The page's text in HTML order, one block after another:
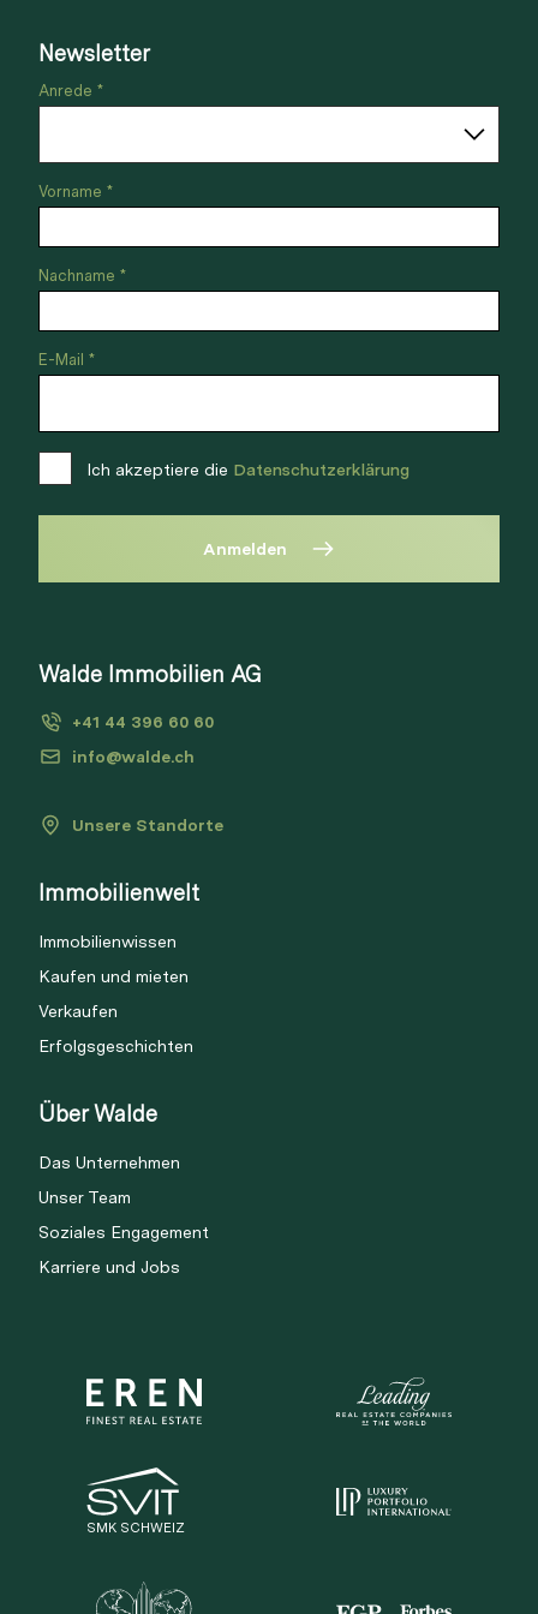
erstellen.
Login
Walde Immobilien AG
+41 44 396 60 60
info@walde.ch
Unsere Standorte
Immobilienwelt
Immobilienwissen
Kaufen und mieten
Verkaufen
Erfolgsgeschichten
Über Walde
Das Unternehmen
Unser Team
Soziales Engagement
Karriere und Jobs
SMK SCHWEIZ
Newsletter
Anrede *
Vorname *
Nachname *
E-Mail *
Ich akzeptiere die Datenschutzerklärung
Anmelden
Via Link
Link kopieren